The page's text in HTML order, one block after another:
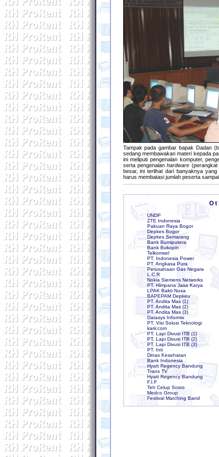
Tampak pada gambar bapak Dadan
sedang membawakan materi kepada
ini meliputi pengenalan komputer,
serta pengenalanhardware
besar, ini terlihat dari banyaknya
harus membatasi jumlah peserta
O t
UNDP
ZTE Indonesia
Pakuan Raya Bogor
Depkes Bogor
Depkes Semarang
Bank Bumiputera
Bank Bukopin
Telkomsel
PT. Indonesia Power
PT. Angkasa Pura
Perusahaan Gas Negara
L.C.R
Nokia Siemens Networks
PT. Himpana Jasa Karya
LPAK Bakti Nusa
BAPEPAM Depkeu
PT. Andita Mas (1)
PT. Andita Mas (2)
PT. Andita Mas (3)
Datasys Informix
PT. Visi Solusi Teknologi
karir.com
PT. Lapi Divusi ITB (1)
PT. Lapi Divusi ITB (2)
PT. Lapi Divusi ITB (3)
PT. Inti
Dinas Kesehatan
Bank Indonesia
Hyatt Regency Bandung
Trans TV
Hyatt Regency Bandung
F.I.F
Teh Celup Sosro
Medco Group
Festival Marching Band